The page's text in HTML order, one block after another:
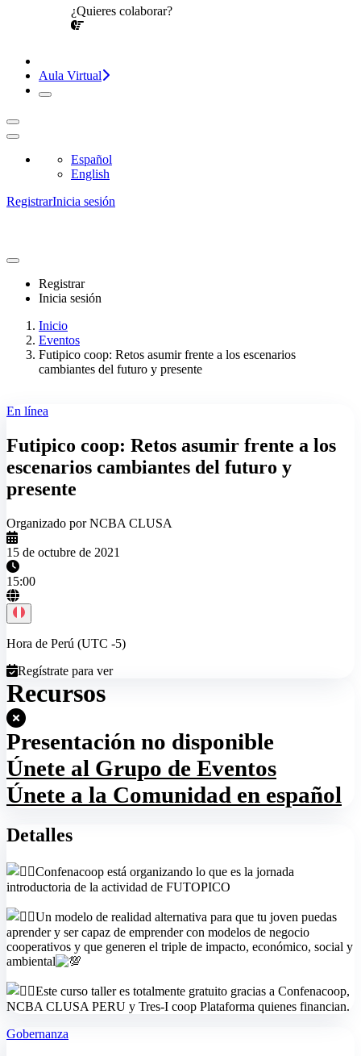
¿Quieres colaborar?
Aula Virtual
Español
English
RegistrarInicia sesión
Registrar
Inicia sesión
Inicio
Eventos
Futipico coop: Retos asumir frente a los escenarios
cambiantes del futuro y presente
En línea
Futipico coop: Retos asumir frente a los
escenarios cambiantes del futuro y
presente
Organizado por NCBA CLUSA
15 de octubre de 2021
15:00
Hora de Perú (UTC -5)
Regístrate para ver
Recursos
Presentación no disponible
Únete al Grupo de Eventos
Únete a la Comunidad en español
Detalles
Confenacoop está organizando lo que es la jornada
introductoria de la actividad de FUTOPICO
Un modelo de realidad alternativa para que tu joven puedas
aprender y ser capaz de emprender con modelos de negocio
cooperativos y que generen el triple de impacto, económico, social y
ambiental
Este curso taller es totalmente gratuito gracias a Confenacoop,
NCBA CLUSA PERU y Tres-I coop Plataforma quienes financian.
Gobernanza